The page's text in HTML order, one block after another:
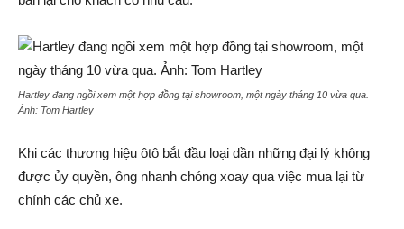
Hartley đang ngồi xem một hợp đồng tại showroom, một ngày tháng 10 vừa qua.
Ảnh: Tom Hartley
Khi các thương hiệu ôtô bắt đầu loại dần những đại lý không
được ủy quyền, ông nhanh chóng xoay qua việc mua lại từ
chính các chủ xe.